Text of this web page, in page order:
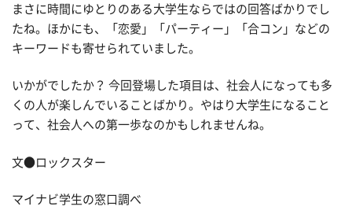
まさに時間にゆとりのある大学生ならではの回答ばかりでし
たね。ほかにも、「恋愛」「パーティー」「合コン」などの
キーワードも寄せられていました。
いかがでしたか？ 今回登場した項目は、社会人になっても多
くの人が楽しんでいることばかり。やはり大学生になること
って、社会人への第一歩なのかもしれませんね。
文●ロックスター
マイナビ学生の窓口調べ